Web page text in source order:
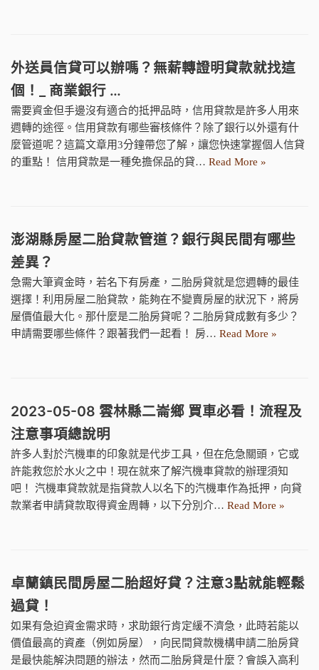
外送員信貸可以辦嗎？無薪轉證明貸款就找這
個！_ 商業銀行 …
需要資金但手邊沒有適合的抵押品時，信用貸款是許多人用來
週轉的途徑。信用貸款有哪些審核條件？除了銀行以外還有什
麼管道呢？這篇文章用3分鐘帶您了解，讓您快速掌握個人信貸
的重點！ 信用貸款是一種免擔保品的貸… Read More »
澎湖縣房屋二胎貸款管道？銀行與民間有哪些
差異？
急需大筆資金時，若名下有房產，二胎房貸就是您週轉的最佳
選擇！利用房屋二胎貸款，能夠在不變賣房屋的狀況下，將房
屋價值最大化。那什麼是二胎房貸呢？二胎房貸成數有多少？
申請需要哪些條件？跟著我們一起看！ 房… Read More »
2023-05-08 雲林縣二崙鄉 買車必看！流程及
注意事項總說明
許多人對於汽機車的印象就是代步工具，但在危急關頭，它或
許能救您於水火之中！現在就來了解汽機車貸款的辦理須知
吧！ 汽機車貸款就是指貸款人以名下的汽機車作為抵押，向貸
款業者申請貸款取得資金周轉，以下分別介… Read More »
卓蘭鎮民間房屋二胎超好貸？注意3點就能輕鬆
過貸！
如果有急迫資金需求時，求助銀行肯定緩不濟急，此時若能以
價值最高的資產（例如房屋），向民間貸款機構申請二胎房貸
是最快能解決問題的辦法，然而二胎房貸是什麼？會誤入高利